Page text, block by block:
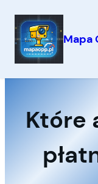
Przejdź
Mapa
Które